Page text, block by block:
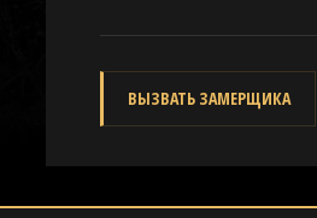
ВЫЗВАТЬ ЗАМЕРЩИКА